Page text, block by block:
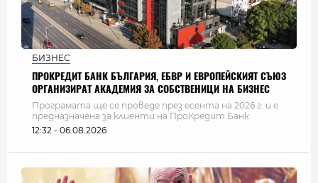
БИЗНЕС
ПРОКРЕДИТ БАНК БЪЛГАРИЯ, ЕБВР И ЕВРОПЕЙСКИЯТ СЪЮЗ
ОРГАНИЗИРАТ АКАДЕМИЯ ЗА СОБСТВЕНИЦИ НА БИЗНЕС
Програмата ще се проведе през есента на 2026 г. и е
предназначена за клиенти на ПроКредит Банк
12:32 - 06.08.2026